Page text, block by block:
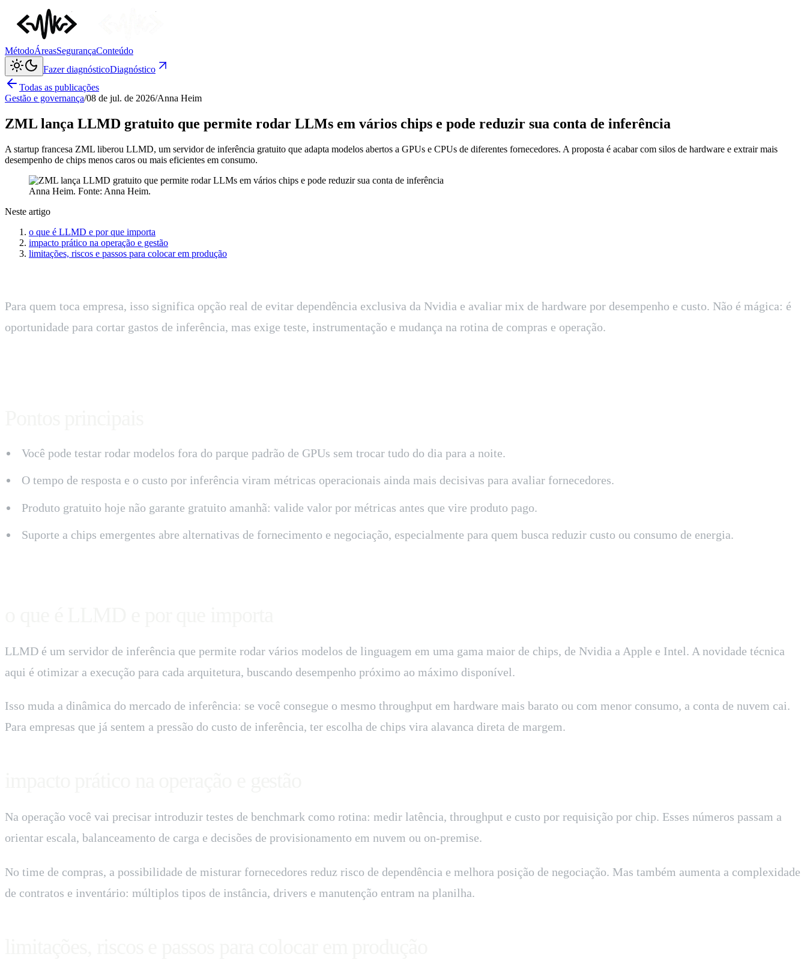
MétodoÁreasSegurançaConteúdo
Fazer diagnósticoDiagnóstico
Todas as publicações
Gestão e governança/08 de jul. de 2026/Anna Heim
ZML lança LLMD gratuito que permite rodar LLMs em vários chips e pode reduzir sua conta de inferência
A startup francesa ZML liberou LLMD, um servidor de inferência gratuito que adapta modelos abertos a GPUs e CPUs de diferentes fornecedores. A proposta é acabar com silos de hardware e extrair mais
desempenho de chips menos caros ou mais eficientes em consumo.
Anna Heim. Fonte: Anna Heim.
Neste artigo
o que é LLMD e por que importa
impacto prático na operação e gestão
limitações, riscos e passos para colocar em produção
Para quem toca empresa, isso significa opção real de evitar dependência exclusiva da Nvidia e avaliar mix de hardware por desempenho e custo. Não é mágica: é
oportunidade para cortar gastos de inferência, mas exige teste, instrumentação e mudança na rotina de compras e operação.
Você pode testar rodar modelos fora do parque padrão de GPUs sem trocar tudo do dia para a noite.
O tempo de resposta e o custo por inferência viram métricas operacionais ainda mais decisivas para avaliar fornecedores.
Produto gratuito hoje não garante gratuito amanhã: valide valor por métricas antes que vire produto pago.
Suporte a chips emergentes abre alternativas de fornecimento e negociação, especialmente para quem busca reduzir custo ou consumo de energia.
LLMD é um servidor de inferência que permite rodar vários modelos de linguagem em uma gama maior de chips, de Nvidia a Apple e Intel. A novidade técnica
aqui é otimizar a execução para cada arquitetura, buscando desempenho próximo ao máximo disponível.
Isso muda a dinâmica do mercado de inferência: se você consegue o mesmo throughput em hardware mais barato ou com menor consumo, a conta de nuvem cai.
Para empresas que já sentem a pressão do custo de inferência, ter escolha de chips vira alavanca direta de margem.
Na operação você vai precisar introduzir testes de benchmark como rotina: medir latência, throughput e custo por requisição por chip. Esses números passam a
orientar escala, balanceamento de carga e decisões de provisionamento em nuvem ou on-premise.
No time de compras, a possibilidade de misturar fornecedores reduz risco de dependência e melhora posição de negociação. Mas também aumenta a complexidade
de contratos e inventário: múltiplos tipos de instância, drivers e manutenção entram na planilha.